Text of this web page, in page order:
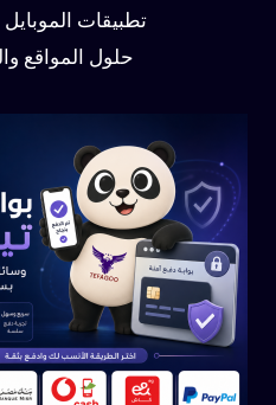
تطبيقات الموبايل
حلول المواقع